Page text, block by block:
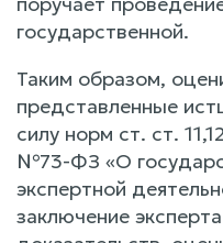
государственной.
Таким образом,
представленные
силу норм ст. ст.
№73-ФЗ «О
экспертной
заключение